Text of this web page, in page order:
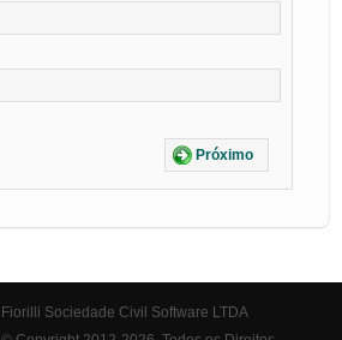
Próximo
Fiorilli Sociedade Civil Software LTDA